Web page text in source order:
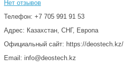
Нет отзывов
Телефон: +7 705 991 91 53
Адрес: Казахстан, СНГ, Европа
Официальный сайт: https://deostech.kz/
Email: info@deostech.kz